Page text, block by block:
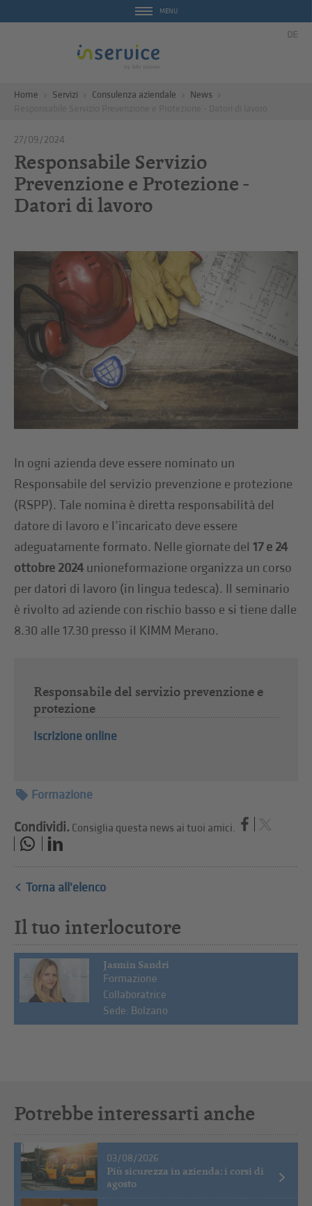
MENU
DE
Home Servizi Consulenza aziendale
News
27/09/2024
Responsabile Servizio
Prevenzione e Protezione -
Datori di lavoro
In ogni azienda deve essere nominato un
Responsabile del servizio prevenzione e protezione
(RSPP). Tale nomina è diretta responsabilità del
datore di lavoro e l’incaricato deve essere
adeguatamente formato. Nelle giornate del17 e 24
ottobre 2024unioneformazione organizza un corso
per datori di lavoro (in lingua tedesca). Il seminario
è rivolto ad aziende con rischio basso e si tiene dalle
8.30 alle 17.30 presso il KIMM Merano.
Responsabile del servizio prevenzione e
protezione
Iscrizione online
Formazione
Condividi. Consiglia questa news ai tuoi amici.
Torna all'elenco
Il tuo interlocutore
Jasmin Sandri
Formazione
Collaboratrice
Sede: Bolzano
Potrebbe interessarti anche
03/08/2026
Più sicurezza in azienda: i corsi di
agosto